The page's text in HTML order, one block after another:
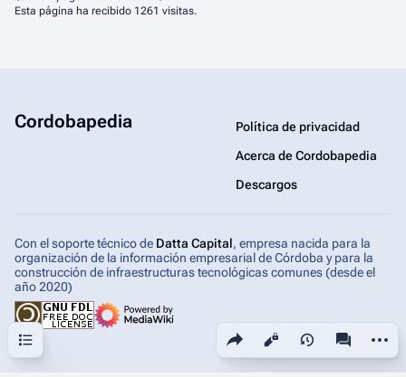
Comparte esta página
Vistas associated-
Sumario
Esta página ha recibido 1261 visitas.
Cordobapedia
Política de privacidad
Acerca de Cordobapedia
Descargos
Con el soporte técnico de Datta Capital, empresa nacida para la
organización de la información empresarial de Córdoba y para la
construcción de infraestructuras tecnológicas comunes (desde el
año 2020)